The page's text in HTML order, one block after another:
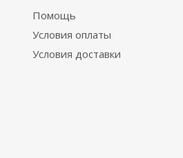
Помощь
Условия оплаты
Условия доставки